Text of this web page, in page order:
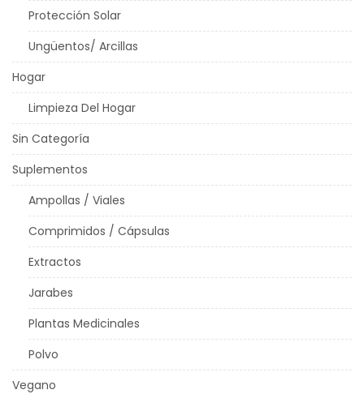
Protección Solar
Ungüentos/ Arcillas
Hogar
Limpieza Del Hogar
Sin Categoría
Suplementos
Ampollas / Viales
Comprimidos / Cápsulas
Extractos
Jarabes
Plantas Medicinales
Polvo
Vegano